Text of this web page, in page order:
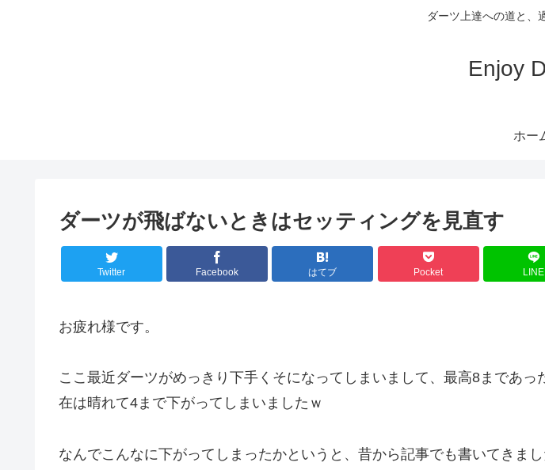
ダーツ上達への道と、
Enjoy
ホー
ダーツが飛ばないときはセッティングを見直す
Twitter Facebook はてブ Pocket LINE
お疲れ様です。
ここ最近ダーツがめっきり下手くそになってしまいまして、最高8まであっ
在は晴れて4まで下がってしまいましたｗ
なんでこんなに下がってしまったかというと、昔から記事でも書いてきま